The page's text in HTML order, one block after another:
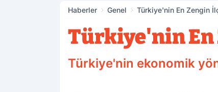
Haberler Genel Türkiye'nin En Zengin
Türkiye'nin En
Türkiye'nin ekonomik